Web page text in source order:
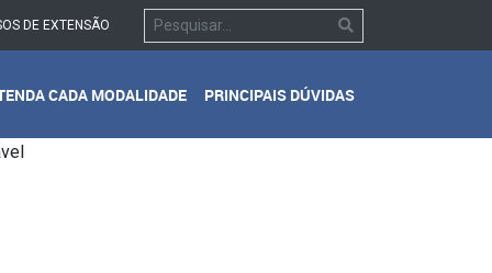
DE EXTENSÃO
CADA MODALIDADE PRINCIPAIS DÚVIDAS